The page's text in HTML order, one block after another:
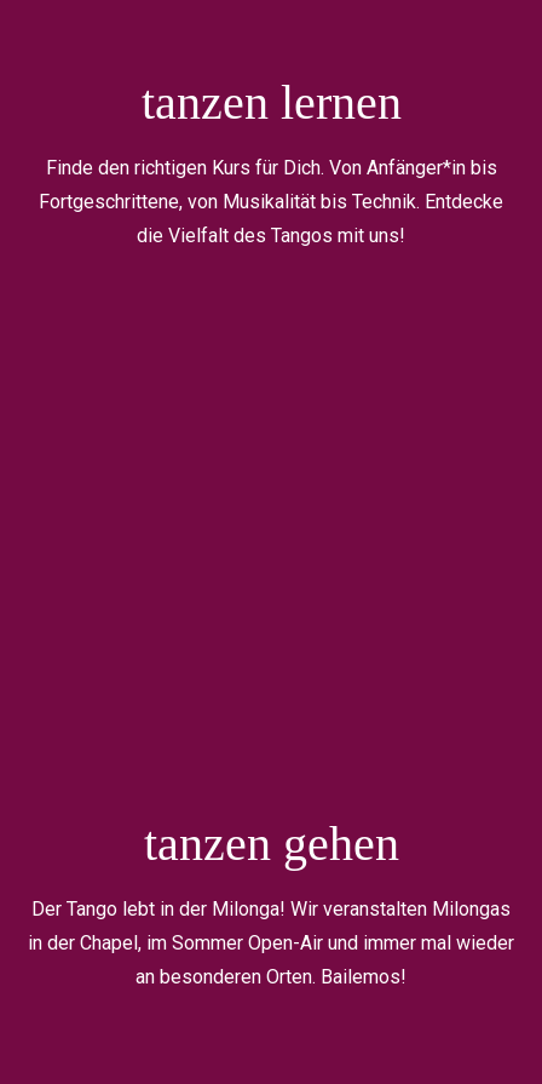
tanzen lernen
Finde den richtigen Kurs für Dich. Von Anfänger*in bis
Fortgeschrittene, von Musikalität bis Technik. Entdecke
die Vielfalt des Tangos mit uns!
tanzen gehen
Der Tango lebt in der Milonga! Wir veranstalten Milongas
in der Chapel, im Sommer Open-Air und immer mal wieder
an besonderen Orten. Bailemos!